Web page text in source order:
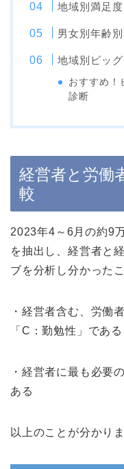
地域別満足
男女別年齢
地域別ビッ
おすすめ！
診断
経営者と労働
較
2023年4～6月の約9
を抽出し、経営者と
ブを分析し分かった
・経営者含む、労働
「C：勤勉性」である
・経営者に最も必要
ある
以上のことが分かりま